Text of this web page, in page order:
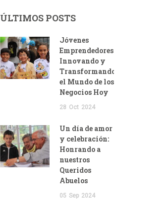
ÚLTIMOS POSTS
Jóvenes
Emprendedores:
Innovando y
Transformando
el Mundo de los
Negocios Hoy
28 Oct 2024
Un día de amor
y celebración:
Honrando a
nuestros
Queridos
Abuelos
05 Sep 2024